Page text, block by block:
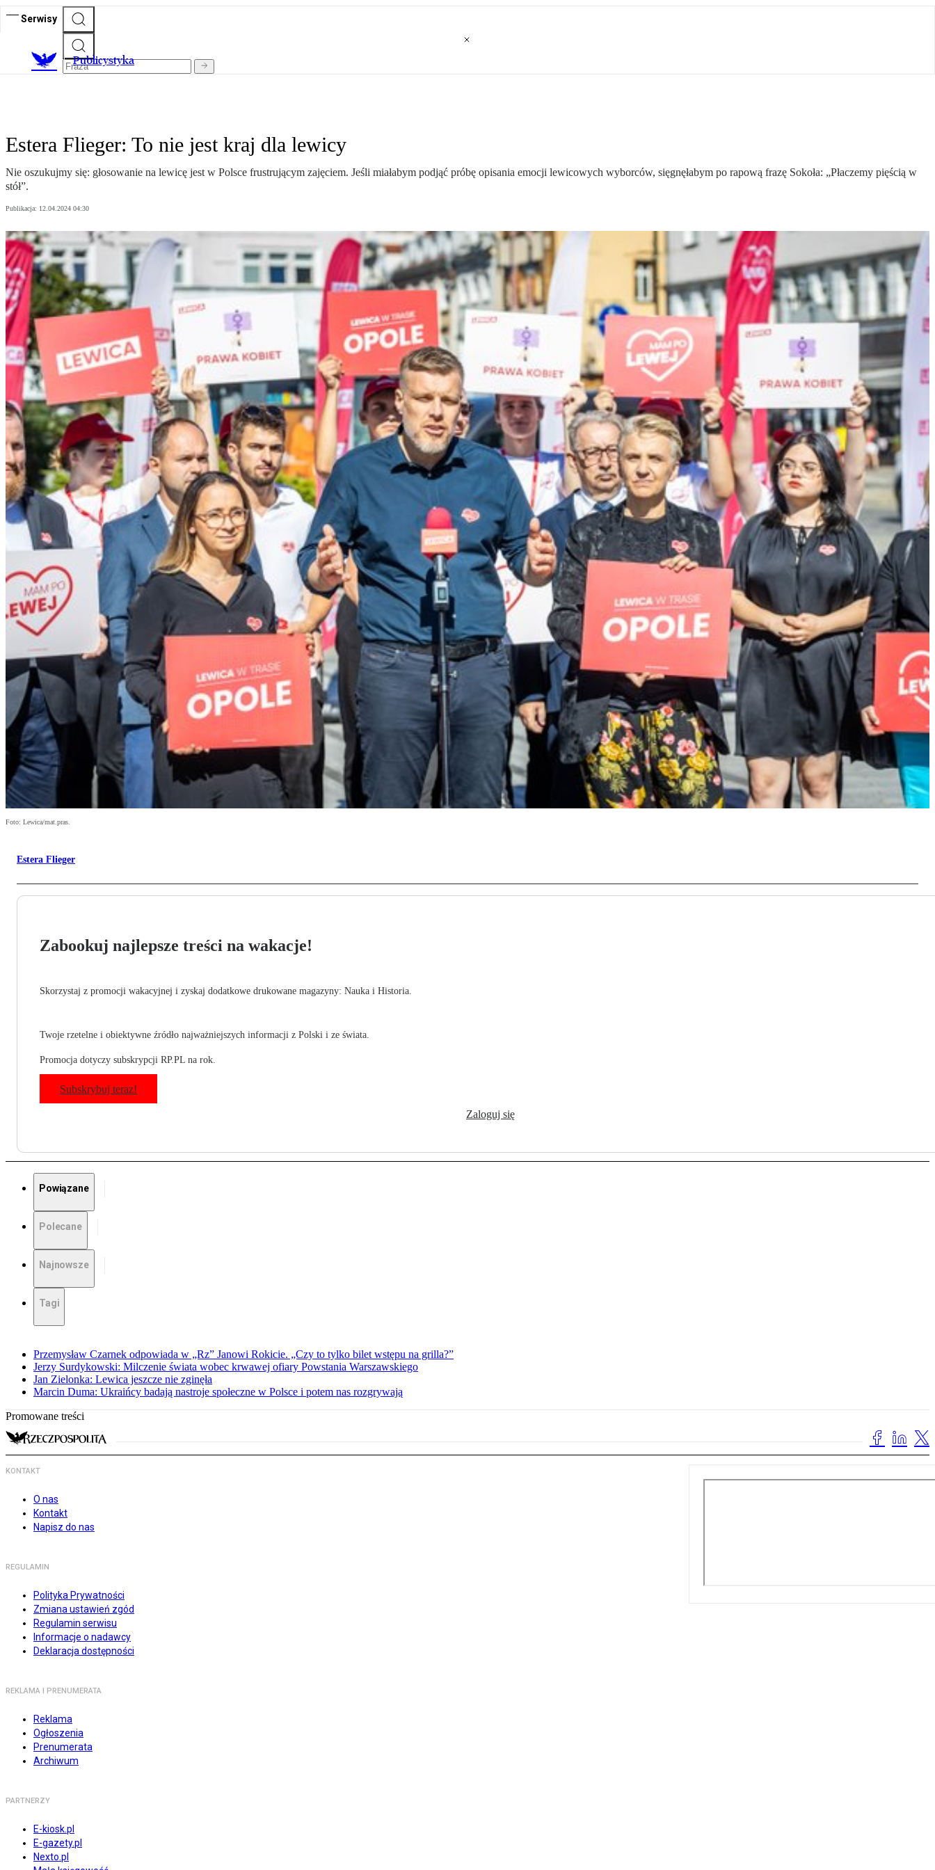
Serwisy
Publicystyka
Estera Flieger: To nie jest kraj dla lewicy
Nie oszukujmy się: głosowanie na lewicę jest w Polsce frustrującym zajęciem. Jeśli miałabym podjąć próbę opisania emocji lewicowych wyborców, sięgnęłabym po rapową frazę Sokoła: „Płaczemy pięścią w
stół”.
Publikacja: 12.04.2024 04:30
Foto: Lewica/mat.pras.
Estera Flieger
Zabookuj najlepsze treści na wakacje!
Skorzystaj z promocji wakacyjnej i zyskaj dodatkowe drukowane magazyny: Nauka i Historia.
Twoje rzetelne i obiektywne źródło najważniejszych informacji z Polski i ze świata.
Promocja dotyczy subskrypcji RP.PL na rok.
Subskrybuj teraz!
Zaloguj się
Powiązane
Polecane
Najnowsze
Tagi
Przemysław Czarnek odpowiada w „Rz” Janowi Rokicie. „Czy to tylko bilet wstępu na grilla?”
Jerzy Surdykowski: Milczenie świata wobec krwawej ofiary Powstania Warszawskiego
Jan Zielonka: Lewica jeszcze nie zginęła
Marcin Duma: Ukraińcy badają nastroje społeczne w Polsce i potem nas rozgrywają
Promowane treści
KONTAKT
O nas
Kontakt
Napisz do nas
REGULAMIN
Polityka Prywatności
Zmiana ustawień zgód
Regulamin serwisu
Informacje o nadawcy
Deklaracja dostępności
REKLAMA I PRENUMERATA
Reklama
Ogłoszenia
Prenumerata
Archiwum
PARTNERZY
E-kiosk.pl
E-gazety.pl
Nexto.pl